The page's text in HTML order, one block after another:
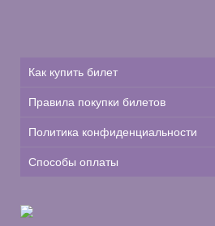
Как купить билет
Правила покупки билетов
Политика конфиденциальности
Способы оплаты